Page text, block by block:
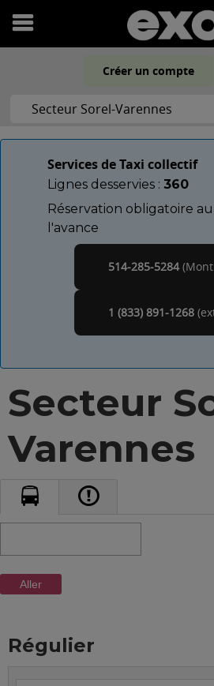
Ouvrir
menu
Créer un compte
Services de Taxi collectif
Lignes desservies : 360
Réservation obligatoire
l'avance
514-285-5284
1 (833) 891-1268
Secteur Sorel-
Varennes
Aller
Régulier